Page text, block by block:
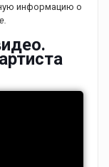
информацию о